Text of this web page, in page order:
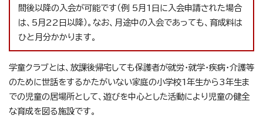
間後以降の入会が可能です（例 5月1日に入会申請された場合
は、5月22日以降）。なお、月途中の入会であっても、育成料は
ひと月分かかります。
学童クラブとは、放課後帰宅しても保護者が就労・就学・疾病・介護等
のために世話をするかたがいない家庭の小学校1年生から3年生ま
での児童の居場所として、遊びを中心とした活動により児童の健全
な育成を図る施設です。